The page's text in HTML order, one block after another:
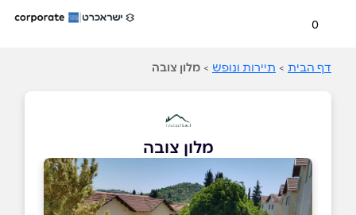
0
דף הבית > תיירות ונופש > מלון צובה
מלון צובה